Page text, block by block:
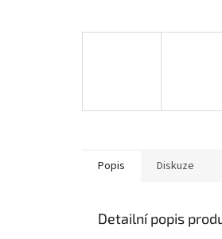
Popis Diskuze
Detailní popis